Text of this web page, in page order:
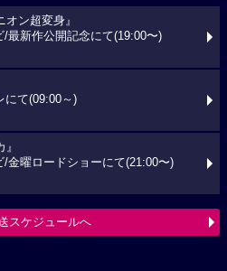
オン超変身』
/最新作公開記念にて(19:00〜)
にて(09:00～)
/金曜ロードショーにて(21:00〜)
スケジュールへ